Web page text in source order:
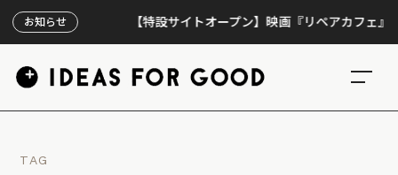
お知らせ 【特設サイトオープン】映画『リペアカフェ』、上
TAG